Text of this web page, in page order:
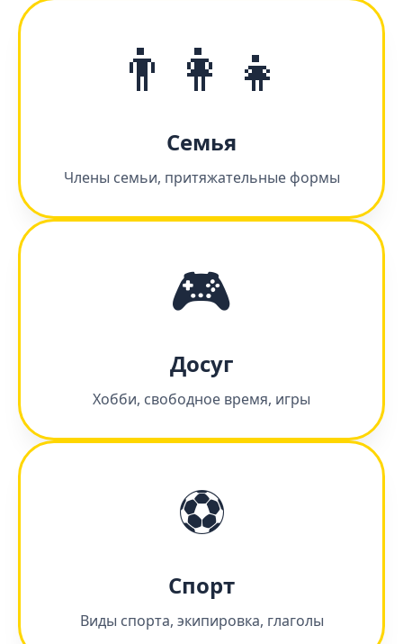
👨‍👩‍👧
Семья
Члены семьи, притяжательные формы
🎮
Досуг
Хобби, свободное время, игры
⚽
Спорт
Виды спорта, экипировка, глаголы